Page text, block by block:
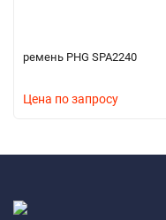
ремень PHG SPA2240
Цена по запросу